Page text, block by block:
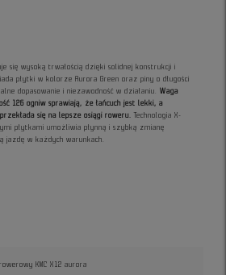
się wysoką trwałością dzięki solidnej konstrukcji i
płytki w kolorze Aurora Green oraz piny o długości
dopasowanie i niezawodność w działaniu.Waga
126 ogniw sprawiają, że łańcuch jest lekki, a
się na lepsze osiągi roweru. Technologia X-
płytkami umożliwia płynną i szybką zmianę
jazdę w każdych warunkach.
KMC X12 aurora